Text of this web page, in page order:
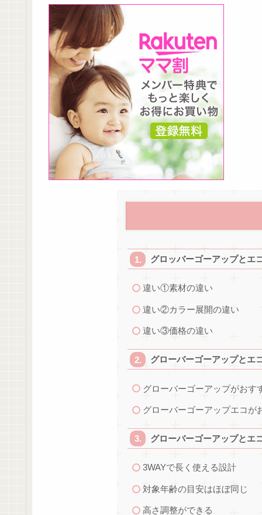
グロッバーゴーアップとエ
違い①素材の違い
違い②カラー展開の違い
違い③価格の違い
グローバーゴーアップとエ
グローバーゴーアップがおす
グローバーゴーアップエコが
グローバーゴーアップとエ
3WAYで長く使える設計
対象年齢の目安はほぼ同じ
高さ調整ができる